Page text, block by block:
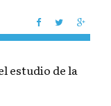
estudio de la